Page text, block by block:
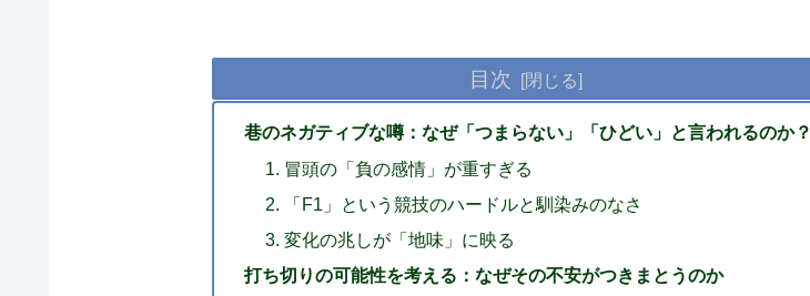
目次
巷のネガティブな噂：なぜ「つまらない」「ひどい」と言われるのか？
1. 冒頭の「負の感情」が重すぎる
2. 「F1」という競技のハードルと馴染みのなさ
3. 変化の兆しが「地味」に映る
打ち切りの可能性を考える：なぜその不安がつきまとうのか